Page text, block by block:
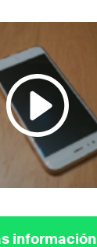
información